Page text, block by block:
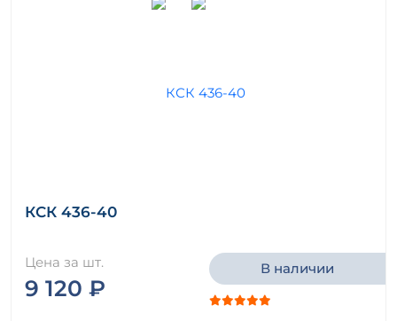
КСК 436-40
Цена за шт.
9 120 ₽
В наличии